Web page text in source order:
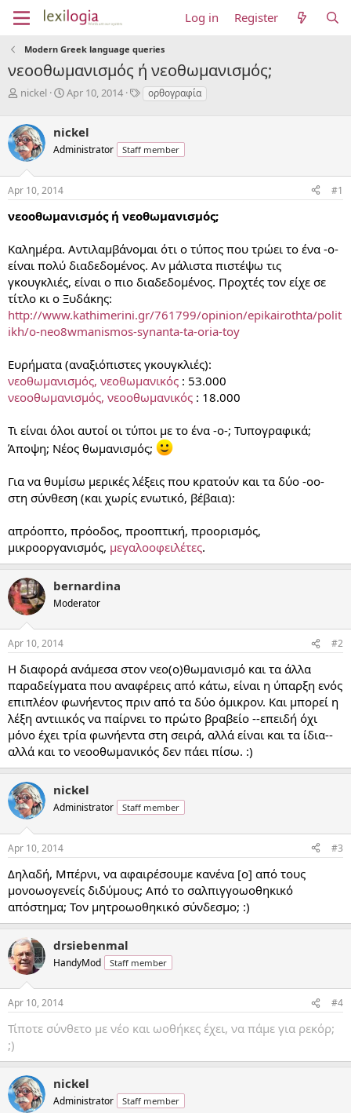
Log in Register
Modern Greek language queries
νεοοθωμανισμός ή νεοθωμανισμός;
T
e
a
d
s
t
a
r
e
r
nickel
S
r
t
a
e
Apr 10, 2014
Tορθογραφία
nickel
Administrator Staff member
Apr 10, 2014 #1
νεοοθωμανισμός ή νεοθωμανισμός;
Καλημέρα. Αντιλαμβάνομαι ότι ο τύπος που τρώει το ένα -ο-
είναι πολύ διαδεδομένος. Αν μάλιστα πιστέψω τις
γκουγκλιές, είναι ο πιο διαδεδομένος. Προχτές τον είχε σε
τίτλο κι ο Ξυδάκης:
http://www.kathimerini.gr/761799/opinion/epikairothta/polit
ikh/o-neo8wmanismos-synanta-ta-oria-toy
Ευρήματα (αναξιόπιστες γκουγκλιές):
νεοθωμανισμός, νεοθωμανικός : 53.000
νεοοθωμανισμός, νεοοθωμανικός : 18.000
Τι είναι όλοι αυτοί οι τύποι με το ένα -ο-; Τυπογραφικά;
Άποψη; Νέος θωμανισμός;
Για να θυμίσω μερικές λέξεις που κρατούν και τα δύο -οο-
στη σύνθεση (και χωρίς ενωτικό, βέβαια):
απρόοπτο, πρόοδος, προοπτική, προορισμός,
μικροοργανισμός, μεγαλοοφειλέτες.
bernardina
Moderator
Apr 10, 2014 #2
Η διαφορά ανάμεσα στον νεο(ο)θωμανισμό και τα άλλα
παραδείγματα που αναφέρεις από κάτω, είναι η ύπαρξη ενός
επιπλέον φωνήεντος πριν από τα δύο όμικρον. Και μπορεί η
λέξη αντιιικός να παίρνει το πρώτο βραβείο --επειδή όχι
μόνο έχει τρία φωνήεντα στη σειρά, αλλά είναι και τα ίδια--
αλλά και το νεοοθωμανικός δεν πάει πίσω. :)
nickel
Administrator Staff member
Apr 10, 2014 #3
Δηλαδή, Μπέρνι, να αφαιρέσουμε κανένα [ο] από τους
μονοωογενείς διδύμους; Από το σαλπιγγοωοθηκικό
απόστημα; Τον μητροωοθηκικό σύνδεσμο; :)
drsiebenmal
HandyMod Staff member
Apr 10, 2014 #4
Τίποτε σύνθετο με νέο και ωοθήκες έχει, να πάμε για ρεκόρ;
;)
nickel
Administrator Staff member